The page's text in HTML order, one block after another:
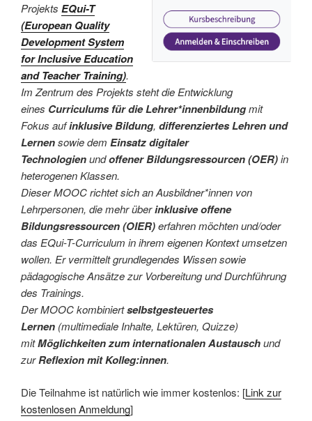
Projekts EQui-T
(European Quality
Development System
for Inclusive Education
and Teacher Training).
Im Zentrum des Projekts steht die Entwicklung
eines Curriculums für die Lehrer*innenbildungmit
Fokus aufinklusive Bildung, differenziertes Lehren und
Lernensowie dem Einsatz digitaler
Technologienundoffener Bildungsressourcen (OER)in
heterogenen Klassen.
Dieser MOOC richtet sich an Ausbildner*innen von
Lehrpersonen, die mehr überinklusive offene
Bildungsressourcen (OIER)erfahren möchten und/oder
das EQui-T-Curriculum in ihrem eigenen Kontext umsetzen
wollen. Er vermittelt grundlegendes Wissen sowie
pädagogische Ansätze zur Vorbereitung und Durchführung
des Trainings.
Der MOOC kombiniertselbstgesteuertes
Lernen (multimediale Inhalte, Lektüren, Quizze)
mitMöglichkeiten zum internationalen Austauschund
zurReflexion mit Kolleg:innen.
Die Teilnahme ist natürlich wie immer kostenlos: [Link zur
kostenlosen Anmeldung]